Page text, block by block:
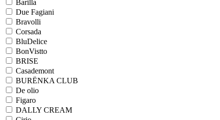
Barilla
Due Fagiani
Bravolli
Corsada
BluDelice
BonVistto
BRISE
Casademont
BURЁNKA CLUB
De olio
Figaro
DALLY CREAM